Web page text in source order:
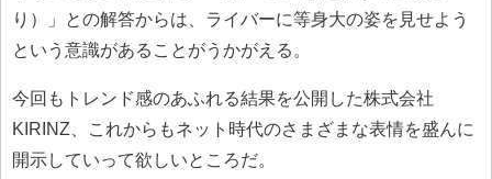
り）」との解答からは、ライバーに等身大の姿を見せよう
という意識があることがうかがえる。
今回もトレンド感のあふれる結果を公開した株式会社
KIRINZ、これからもネット時代のさまざまな表情を盛んに
開示していって欲しいところだ。